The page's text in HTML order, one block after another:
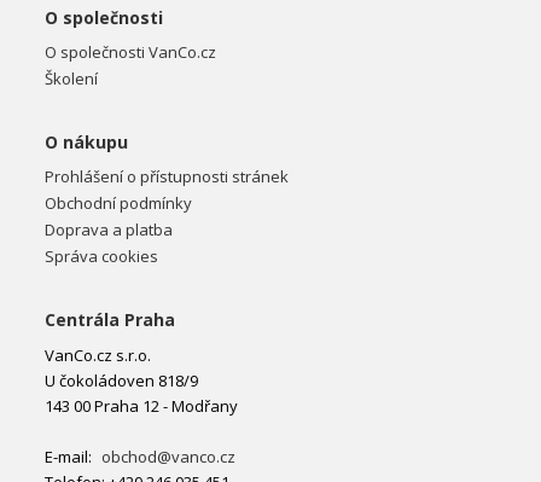
O společnosti
O společnosti VanCo.cz
Školení
O nákupu
Prohlášení o přístupnosti stránek
Obchodní podmínky
Doprava a platba
Správa cookies
Centrála Praha
VanCo.cz s.r.o.
U čokoládoven 818/9
143 00 Praha 12 - Modřany
E-mail: obchod@vanco.cz